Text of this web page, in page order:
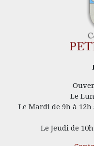
Le
Le Mardi de 9h à
Le Jeudi de